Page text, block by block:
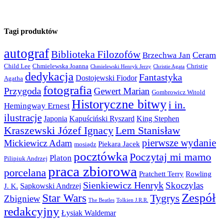
Tagi produktów
autografBiblioteka Filozofów Brzechwa Jan Ceram
Child Lee Chmielewska Joanna Chmielewski Henryk Jerzy Christie Agata Christie
Agatha dedykacja Dostojewski Fiodor Fantastyka
Przygodafotografia Gewert Marian Gombrowicz Witold
Hemingway Ernest Historyczne bitwyi in.
ilustracje Japonia Kapuściński Ryszard King Stephen
Kraszewski Józef IgnacyLem Stanisław
Mickiewicz Adam mosiądz Piekara Jacek pierwsze wydanie
Pilipiuk Andrzej Platon pocztówka Poczytaj mi mamo
porcelanapraca zbiorowa Pratchett Terry Rowling
J. K. Sapkowski Andrzej Sienkiewicz Henryk Skoczylas
Zbigniew Star Wars The Beatles Tolkien J.R.R. Tygrys Zespół
redakcyjny Łysiak Waldemar